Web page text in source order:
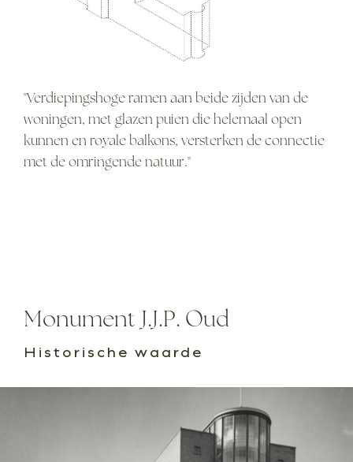
"Verdiepingshoge ramen aan beide zijden van de
woningen, met glazen puien die helemaal open
kunnen en royale balkons, versterken de connectie
met de omringende natuur."
Historische waarde
Monument J.J.P. Oud